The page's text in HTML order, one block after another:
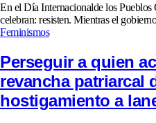
En el Día Internacionalde los
celebran: resisten. Mientras el
Feminismos
Perseguir a quien
revancha patriarcal
hostigamiento a